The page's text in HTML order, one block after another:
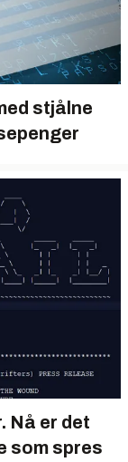
stjålne
Nå er det
som spres